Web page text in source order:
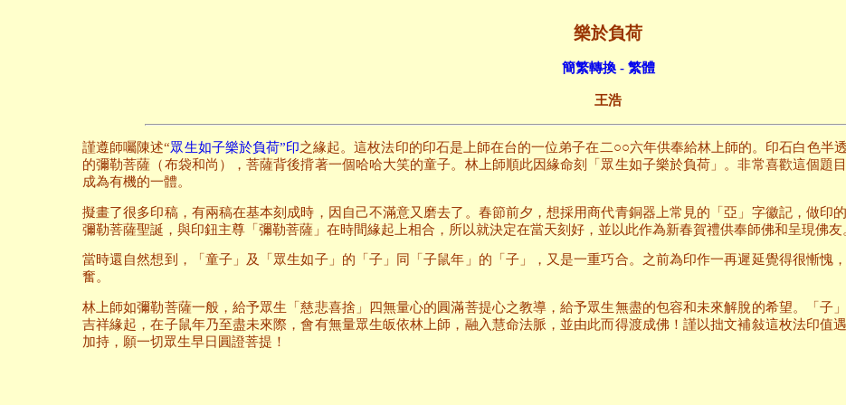
樂於負荷
簡繁轉換 - 繁體
王浩
謹遵師囑陳述“眾生如子樂於負荷”印之緣起。這枚法印的印石是上師在台的一位弟子在二○○六年供奉給林上師的。印石白色半
的彌勒菩薩（布袋和尚），菩薩背後揹著一個哈哈大笑的童子。林上師順此因緣命刻「眾生如子樂於負荷」。非常喜歡這個題
成為有機的一體。
擬畫了很多印稿，有兩稿在基本刻成時，因自己不滿意又磨去了。春節前夕，想採用商代青銅器上常見的「亞」字徽記，做印
彌勒菩薩聖誕，與印鈕主尊「彌勒菩薩」在時間緣起上相合，所以就決定在當天刻好，並以此作為新春賀禮供奉師佛和呈現佛友
當時還自然想到，「童子」及「眾生如子」的「子」同「子鼠年」的「子」，又是一重巧合。之前為印作一再遲延覺得很慚愧
奮。
林上師如彌勒菩薩一般，給予眾生「慈悲喜捨」四無量心的圓滿菩提心之教導，給予眾生無盡的包容和未來解脫的希望。「子
吉祥緣起，在子鼠年乃至盡未來際，會有無量眾生皈依林上師，融入慧命法脈，並由此而得渡成佛！謹以拙文補敍這枚法印值
加持，願一切眾生早日圓證菩提！